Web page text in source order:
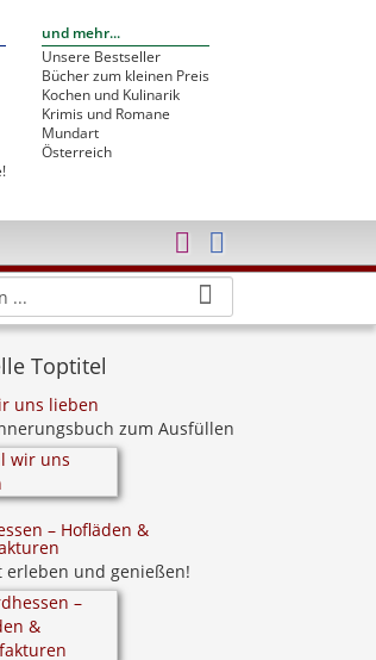
und mehr...
Unsere Bestseller
Bücher zum kleinen Preis
Kochen und Kulinarik
Krimis und Romane
Mundart
Österreich
Toptitel
uns lieben
zum Ausfüllen
– Hofläden &
erleben und genießen!